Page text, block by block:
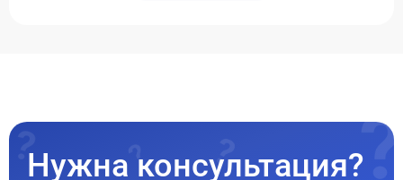
Нужна консультация?